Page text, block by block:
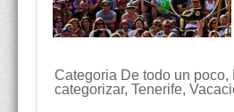
Categoria De todo un poco,
categorizar, Tenerife,